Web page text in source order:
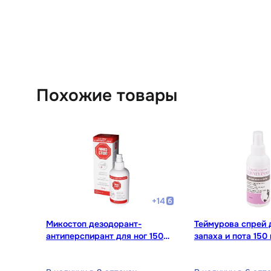
Похожие товары
+14
Микостоп дезодорант-
антиперспирант для ног 150
Теймурова спрей
запаха и пота 150